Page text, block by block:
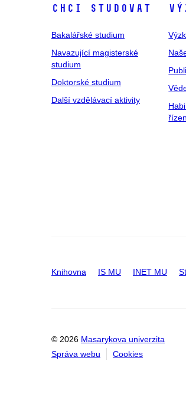
Chci studovat
Bakalářské studium
Navazující magisterské
studium
Doktorské studium
Další vzdělávací aktivity
Knihovna IS MU INET MU
© 2026 Masarykova univerzita
Správa webu
Cookies